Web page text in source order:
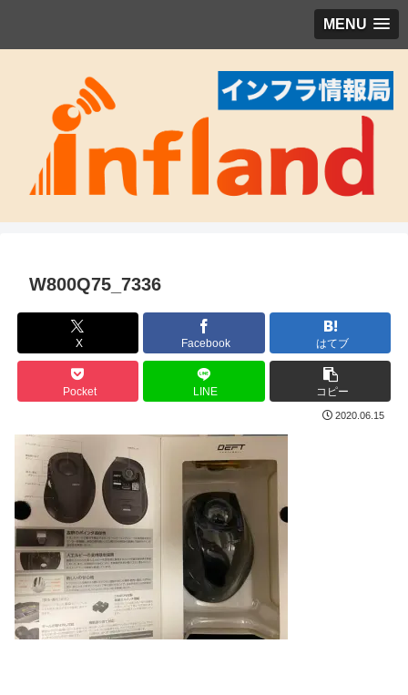
MENU
W800Q75_7336
X Facebook はてブ
Pocket LINE コピー
2020.06.15